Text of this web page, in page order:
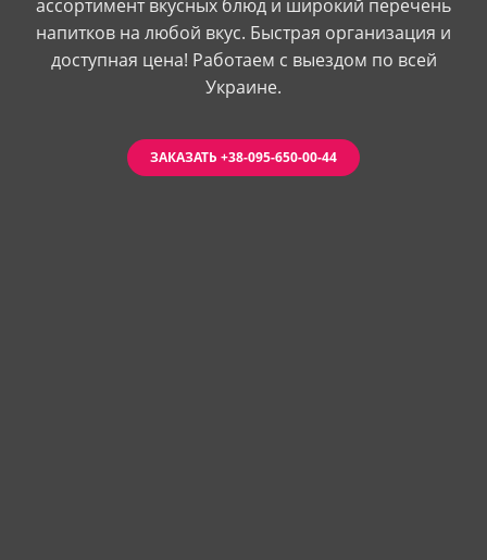
ассортимент вкусных блюд и широкий перечень
напитков на любой вкус. Быстрая организация и
доступная цена! Работаем с выездом по всей
Украине.
ЗАКАЗАТЬ +38-095-650-00-44